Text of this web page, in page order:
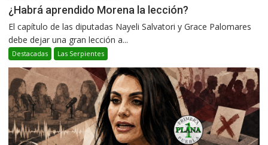
¿Habrá aprendido Morena la lección?
El capítulo de las diputadas Nayeli Salvatori y Grace Palomares
debe dejar una gran lección a...
Destacadas Las Serpientes